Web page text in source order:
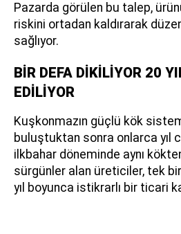
Pazarda görülen bu talep,
riskini ortadan kaldırarak
sağlıyor.
BİR DEFA DİKİLİYOR 20
EDİLİYOR
Kuşkonmazın güçlü kök
buluştuktan sonra onlarca yıl
ilkbahar döneminde aynı
sürgünler alan üreticiler, tek bir
yıl boyunca istikrarlı bir ticari